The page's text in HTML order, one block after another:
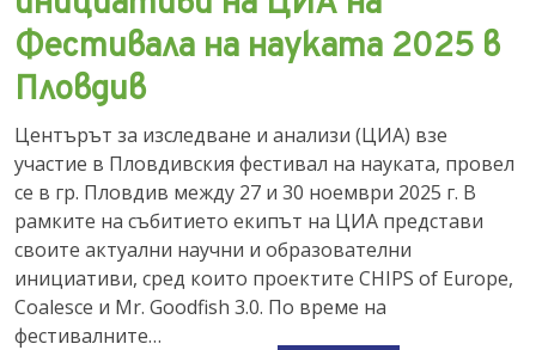
Фестивала на науката 2025 в
Пловдив
Центърът за изследване и анализи (ЦИА) взе
участие в Пловдивския фестивал на науката, провел
се в гр. Пловдив между 27 и 30 ноември 2025 г. В
рамките на събитието екипът на ЦИА представи
своите актуални научни и образователни
инициативи, сред които проектите CHIPS of Europe,
Coalesce и Mr. Goodfish 3.0. По време на
фестивалните…